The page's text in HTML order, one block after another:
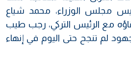
رئيس مجلس الوزراء، محمد شياع
مع الرئيس التركي، رجب طيب
لم تنجح حتى اليوم في إنهاء